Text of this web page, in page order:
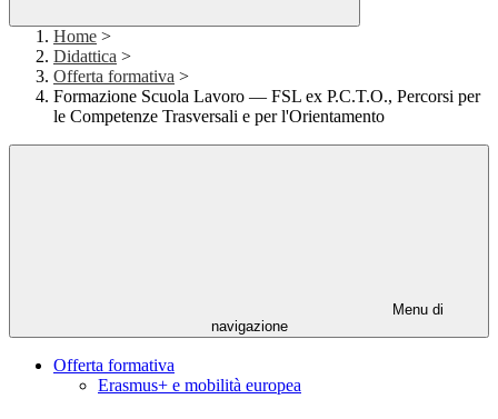
Home >
Didattica >
Offerta formativa >
Formazione Scuola Lavoro — FSL ex P.C.T.O., Percorsi per
le Competenze Trasversali e per l'Orientamento
Menu di
navigazione
Offerta formativa
Erasmus+ e mobilità europea